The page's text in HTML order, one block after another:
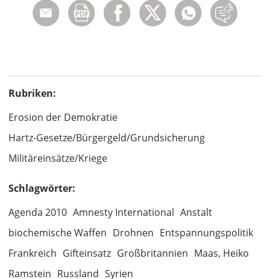
Rubriken:
Erosion der Demokratie
Hartz-Gesetze/Bürgergeld/Grundsicherung
Militäreinsätze/Kriege
Schlagwörter:
Agenda 2010 Amnesty International Anstalt
biochemische Waffen Drohnen Entspannungspolitik
Frankreich Gifteinsatz Großbritannien Maas, Heiko
Ramstein Russland Syrien